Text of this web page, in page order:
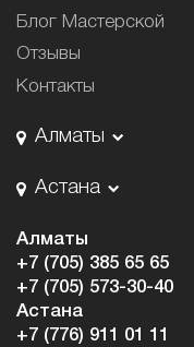
Блог Мастерской
Отзывы
Контакты
Алматы
Астана
Алматы
+7 (705) 385 65 65
+7 (705) 573-30-40
Астана
+7 (776) 911 01 11